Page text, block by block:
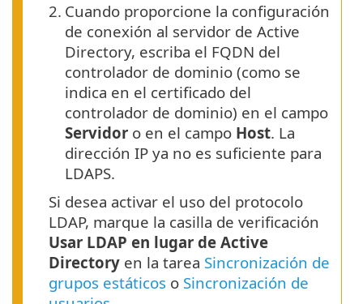
2. Cuando proporcione la configuración
de conexión al servidor de Active
Directory, escriba el FQDN del
controlador de dominio (como se
indica en el certificado del
controlador de dominio) en el campo
Servidor o en el campo Host. La
dirección IP ya no es suficiente para
LDAPS.
Si desea activar el uso del protocolo
LDAP, marque la casilla de verificación
Usar LDAP en lugar de Active
Directory en la tarea Sincronización de
grupos estáticos o Sincronización de